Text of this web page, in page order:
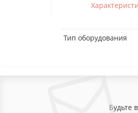
Тип оборудования
Будьте